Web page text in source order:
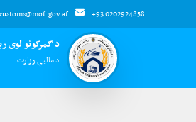
+93 0202924858
د ګمرکونو لوی
د مالیې وزارت